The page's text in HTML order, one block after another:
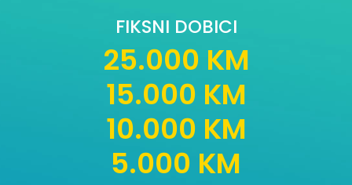
FIKSNI DOBICI
25.000 KM
15.000 KM
10.000 KM
5.000 KM